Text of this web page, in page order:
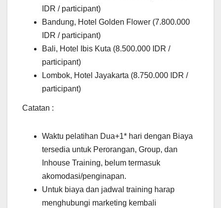
IDR / participant)
Bandung, Hotel Golden Flower (7.800.000
IDR / participant)
Bali, Hotel Ibis Kuta (8.500.000 IDR /
participant)
Lombok, Hotel Jayakarta (8.750.000 IDR /
participant)
Catatan :
Waktu pelatihan Dua+1* hari dengan Biaya
tersedia untuk Perorangan, Group, dan
Inhouse Training, belum termasuk
akomodasi/penginapan.
Untuk biaya dan jadwal training harap
menghubungi marketing kembali